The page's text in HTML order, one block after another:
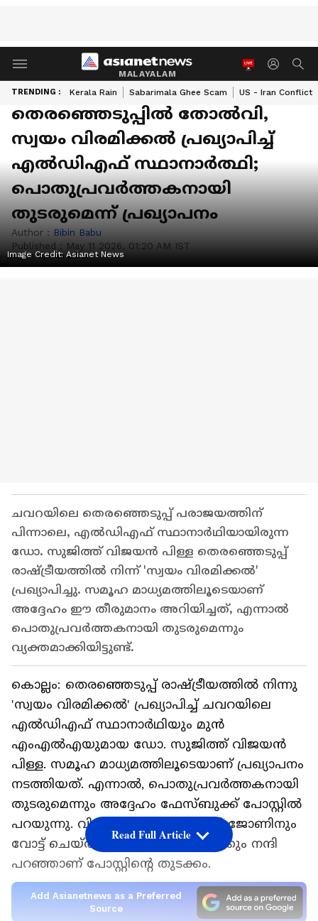
MALAYALAM
TRENDING : Kerala Rain Sabarimala Ghee Scam US - Iran Conflict
തെരഞ്ഞെടുപ്പിൽ തോൽവി,
സ്വയം വിരമിക്കൽ പ്രഖ്യാപിച്ച്
എൽഡിഎഫ് സ്ഥാനാര്‍ത്ഥി;
പൊതുപ്രവർത്തകനായി
തുടരുമെന്ന് പ്രഖ്യാപനം
Author : Bibin Babu
Published : May 11 2026, 01:20 AM IST
Image Credit: Asianet News
ചവറയിലെ തെരഞ്ഞെടുപ്പ് പരാജയത്തിന്
പിന്നാലെ, എൽഡിഎഫ് സ്ഥാനാർഥിയായിരുന്ന
ഡോ. സുജിത്ത് വിജയൻ പിള്ള തെരഞ്ഞെടുപ്പ്
രാഷ്ട്രീയത്തിൽ നിന്ന് 'സ്വയം വിരമിക്കൽ'
പ്രഖ്യാപിച്ചു. സമൂഹ മാധ്യമത്തിലൂടെയാണ്
അദ്ദേഹം ഈ തീരുമാനം അറിയിച്ചത്, എന്നാൽ
പൊതുപ്രവർത്തകനായി തുടരുമെന്നും
വ്യക്തമാക്കിയിട്ടുണ്ട്.
കൊല്ലം: തെരഞ്ഞെടുപ്പ് രാഷ്ട്രീയത്തിൽ നിന്നു
'സ്വയം വിരമിക്കൽ' പ്രഖ്യാപിച്ച് ചവറയിലെ
എൽഡിഎഫ് സ്ഥാനാർഥിയും മുൻ
എംഎൽഎയുമായ ഡോ. സുജിത്ത് വിജയൻ
പിള്ള. സമൂഹ മാധ്യമത്തിലൂടെയാണ് പ്രഖ്യാപനം
നടത്തിയത്. എന്നാൽ, പൊതുപ്രവർത്തകനായി
തുടരുമെന്നും അദ്ദേഹം ഫേസ്ബുക്ക് പോസ്റ്റിൽ
പറയുന്നു. വിജയിച്ച ഷിബു ബേബി ജോണിനും
വോട്ട് ചെയ്ത് ജയിപ്പിച്ച ജനങ്ങൾക്കും നന്ദി
പറഞ്ഞാണ് പോസ്റ്റിന്‍റെ തുടക്കം.
Add Asianetnews as a Preferred
Source
Read Full Article